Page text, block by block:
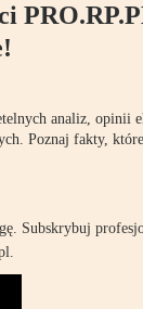
analiz, opinii
Poznaj fakty,
Subskrybuj